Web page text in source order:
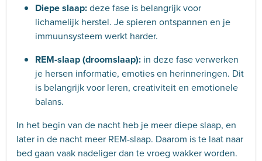
Diepe slaap:deze fase is belangrijk voor
lichamelijk herstel. Je spieren ontspannen en je
immuunsysteem werkt harder.
REM-slaap (droomslaap): in deze fase verwerken
je hersen informatie, emoties en herinneringen. Dit
is belangrijk voor leren, creativiteit en emotionele
balans.
In het begin van de nacht heb je meer diepe slaap, en
later in de nacht meer REM-slaap. Daarom is te laat naar
bed gaan vaak nadeliger dan te vroeg wakker worden.